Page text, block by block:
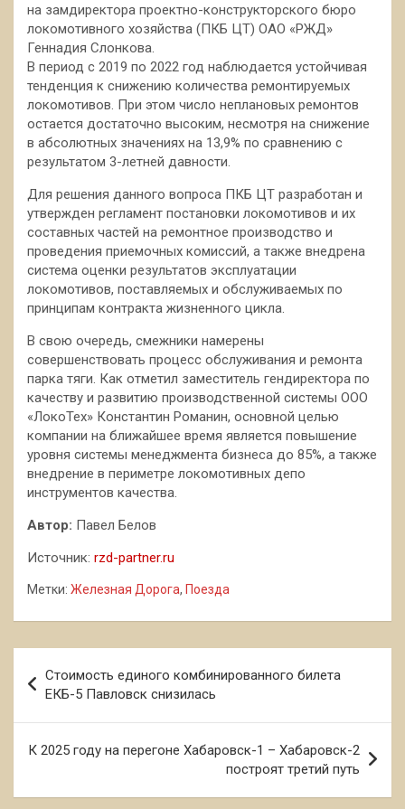
на замдиректора проектно-конструкторского бюро
локомотивного хозяйства (ПКБ ЦТ) ОАО «РЖД»
Геннадия Слонкова.
В период с 2019 по 2022 год наблюдается устойчивая
тенденция к снижению количества ремонтируемых
локомотивов. При этом число неплановых ремонтов
остается достаточно высоким, несмотря на снижение
в абсолютных значениях на 13,9% по сравнению с
результатом 3-летней давности.
Для решения данного вопроса ПКБ ЦТ разработан и
утвержден регламент постановки локомотивов и их
составных частей на ремонтное производство и
проведения приемочных комиссий, а также внедрена
система оценки результатов эксплуатации
локомотивов, поставляемых и обслуживаемых по
принципам контракта жизненного цикла.
В свою очередь, смежники намерены
совершенствовать процесс обслуживания и ремонта
парка тяги. Как отметил заместитель гендиректора по
качеству и развитию производственной системы ООО
«ЛокоТех» Константин Романин, основной целью
компании на ближайшее время является повышение
уровня системы менеджмента бизнеса до 85%, а также
внедрение в периметре локомотивных депо
инструментов качества.
Автор: Павел Белов
Источник: rzd-partner.ru
Метки: Железная Дорога, Поезда
по
записям
Стоимость единого комбинированного билета
ЕКБ-5 Павловск снизилась
К 2025 году на перегоне Хабаровск-1 – Хабаровск-2
построят третий путь